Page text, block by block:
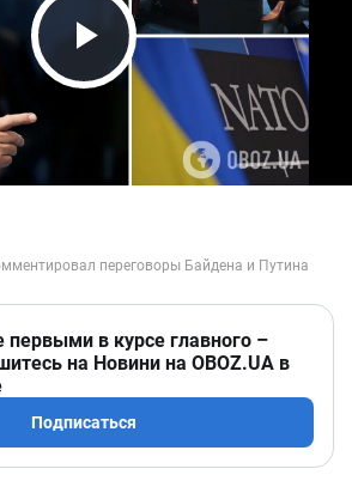
Play Video
первыми в курсе главного –
на Новини на OBOZ.UA в
Подписаться